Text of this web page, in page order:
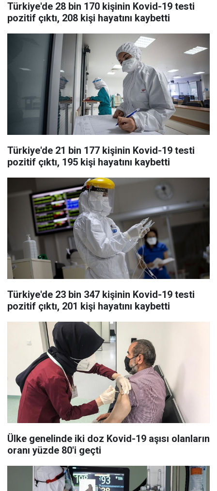
Türkiye'de 28 bin 170 kişinin Kovid-19 testi
pozitif çıktı, 208 kişi hayatını kaybetti
Türkiye'de 21 bin 177 kişinin Kovid-19 testi
pozitif çıktı, 195 kişi hayatını kaybetti
Türkiye'de 23 bin 347 kişinin Kovid-19 testi
pozitif çıktı, 201 kişi hayatını kaybetti
Ülke genelinde iki doz Kovid-19 aşısı olanların
oranı yüzde 80'i geçti